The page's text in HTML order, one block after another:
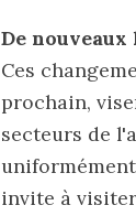
De
Ces
prochain,
secteurs de
invite à visiter